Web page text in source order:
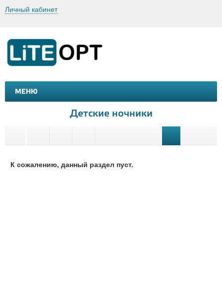
Личный кабинет
МЕНЮ
МАШИНКИ И МОТОЦИКЛЫ
Детские ночники
К сожалению, данный раздел пуст.